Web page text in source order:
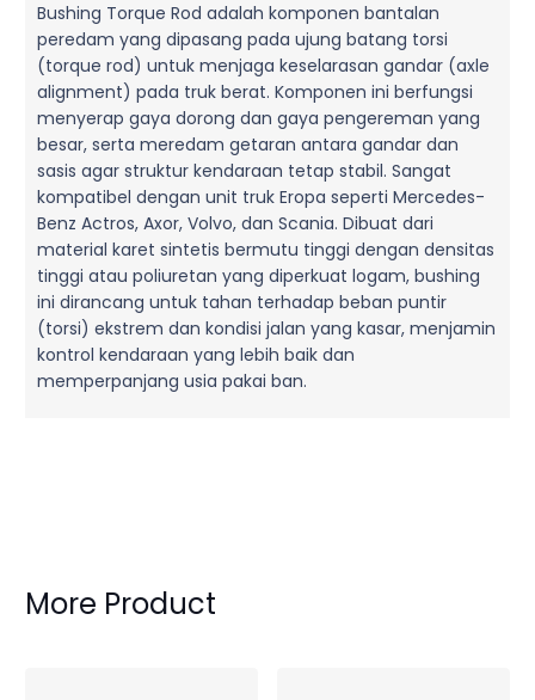
Bushing Torque Rod adalah komponen bantalan
peredam yang dipasang pada ujung batang torsi
(torque rod) untuk menjaga keselarasan gandar (axle
alignment) pada truk berat. Komponen ini berfungsi
menyerap gaya dorong dan gaya pengereman yang
besar, serta meredam getaran antara gandar dan
sasis agar struktur kendaraan tetap stabil. Sangat
kompatibel dengan unit truk Eropa seperti Mercedes-
Benz Actros, Axor, Volvo, dan Scania. Dibuat dari
material karet sintetis bermutu tinggi dengan densitas
tinggi atau poliuretan yang diperkuat logam, bushing
ini dirancang untuk tahan terhadap beban puntir
(torsi) ekstrem dan kondisi jalan yang kasar, menjamin
kontrol kendaraan yang lebih baik dan
memperpanjang usia pakai ban.
More Product